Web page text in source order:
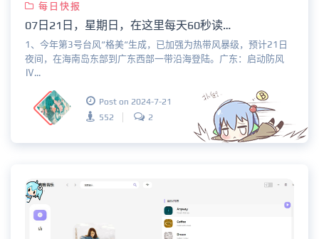
每日快报
07日21日，星期日，在这里每天60秒读懂世界！
1、今年第3号台风“格美“生成，已加强为热带风暴级，预计21日
夜间，在海南岛东部到广东西部一带沿海登陆。广东：启动防风
Ⅳ...
Post on 2024-7-21
552
2